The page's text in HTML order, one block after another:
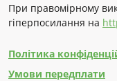
При правомірному
гіперпосилання на
Політика
Умови передплати